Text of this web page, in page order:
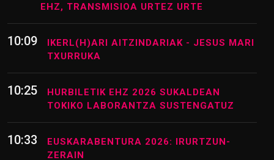
EHZ, TRANSMISIOA URTEZ URTE
10:09
IKERL(H)ARI AITZINDARIAK - JESUS MARI
TXURRUKA
10:25
HURBILETIK EHZ 2026 SUKALDEAN
TOKIKO LABORANTZA SUSTENGATUZ
10:33
EUSKARABENTURA 2026: IRURTZUN-
ZERAIN